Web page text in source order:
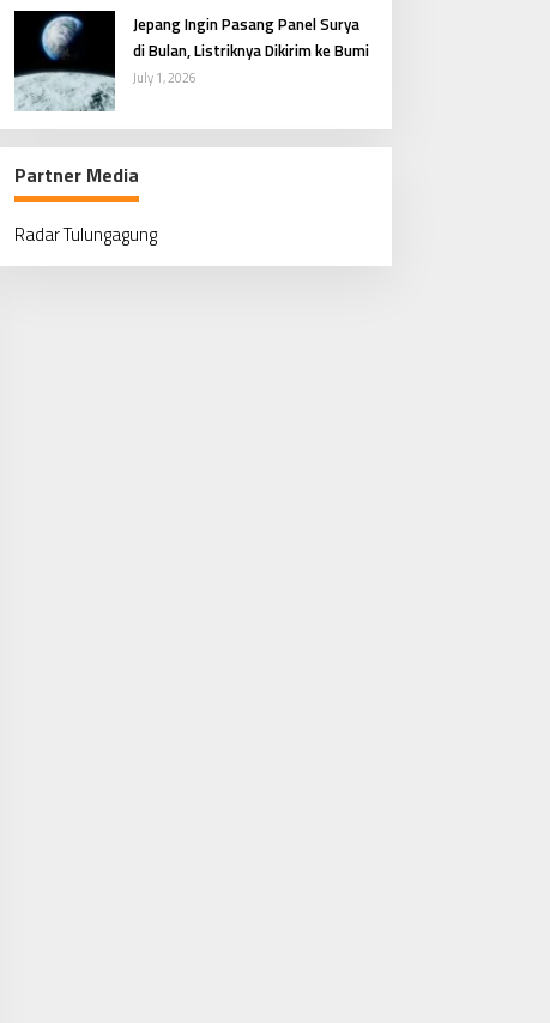
Jepang Ingin Pasang Panel Surya
di Bulan, Listriknya Dikirim ke Bumi
July 1, 2026
Partner Media
Radar Tulungagung